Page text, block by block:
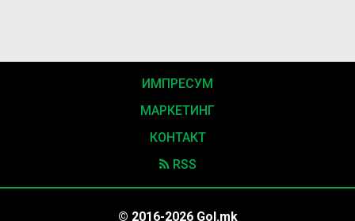
ИМПРЕСУМ
МАРКЕТИНГ
КОНТАКТ
RSS
© 2016-2026 Gol.mk